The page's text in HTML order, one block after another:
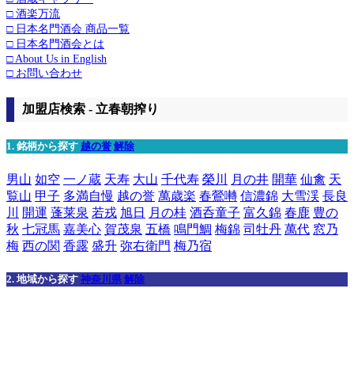
□ 酒楽万流
□ 日本名門酒会 商品一覧
□ 日本名門酒会とは
□ About Us in English
□ お問い合わせ
加盟店検索 - 立春朝搾り
1. 銘柄から探す 越の誉 解除
男山 如空 一ノ蔵 天寿 大山 千代寿 榮川 月の井 開華 仙禽 天
覧山 甲子 多満自慢 越の誉 萬歳楽 春鶯囀 信濃錦 大雪渓 長良
川
開運 蓬莱泉 若戎 旭日 月の桂 酒呑童子 富久錦 春鹿 豊の
秋 七冠馬 嘉美心 賀茂泉 五橋 鳴門鯛 梅錦 司牡丹 萬代 窓乃
梅 西の関 香露 盛升 弥右衛門 梅乃宿
2. 地域から探す 神奈川県 解除